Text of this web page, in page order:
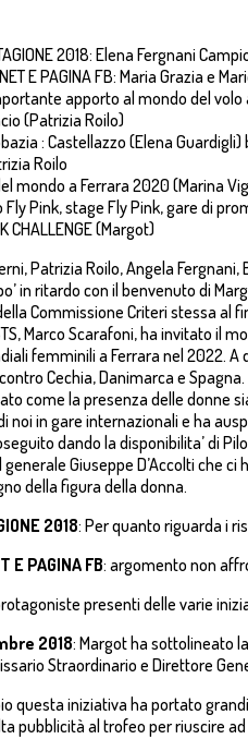
2018: Elena Fergnani
E PAGINA FB: Maria Grazia e
apporto al mondo del
(Patrizia Roilo)
: Castellazzo (Elena
Roilo
mondo a Ferrara 2020 (Marina
Fly Pink, stage Fly Pink, gare di
CHALLENGE (Margot)
Patrizia Roilo, Angela
in ritardo con il benvenuto di
Commissione Criteri stessa al
Marco Scarafoni, ha invitato il
femminili a Ferrara nel 2022.
Cechia, Danimarca e Spagna.
come la presenza delle
noi in gare internazionali e ha
dando la disponibilita’ di
Giuseppe D’Accolti che
della figura della donna.
2018: Per quanto riguarda i
E PAGINA FB: argomento non
presenti delle varie
2018: Margot ha sottolineato
Straordinario e Direttore
questa iniziativa ha portato
pubblicità al trofeo per riuscire